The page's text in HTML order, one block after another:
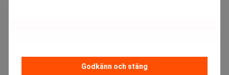
Godkänn och stäng
Sista ansökningsdag: